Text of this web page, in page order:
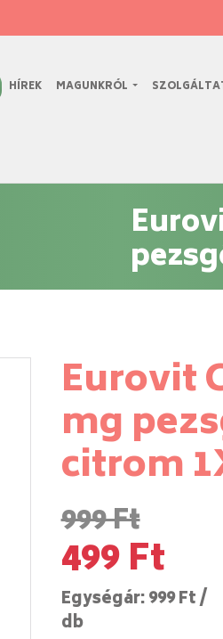
HÍREK MAGUNKRÓL
Eurovit
mg
citrom
999 Ft
499 Ft
Egységár: 999 Ft /
db